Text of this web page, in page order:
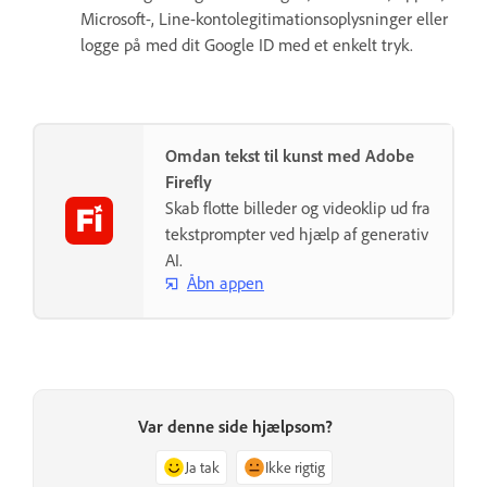
Microsoft-, Line-kontolegitimationsoplysninger eller
logge på med dit Google ID med et enkelt tryk.
Omdan tekst til kunst med Adobe
Firefly
Skab flotte billeder og videoklip ud fra
tekstprompter ved hjælp af generativ
AI.
Åbn appen
Var denne side hjælpsom?
Ja tak Ikke rigtig